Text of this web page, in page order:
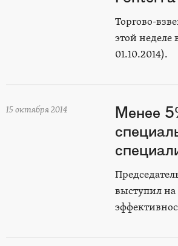
Торгово-
этой
01.10.2014).
15 октября 2014
Менее
выступил на